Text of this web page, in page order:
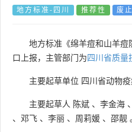
国外标准 技术
地方标准-四川 推荐性 废止
地方标准《绵羊痘和山羊痘
口上报，主管部门为四川省质量
主要起草单位 四川省动物
主要起草人 陈斌 、 李金海 、
、 邓飞 、 李丽 、 周莉媛 、 邵靓